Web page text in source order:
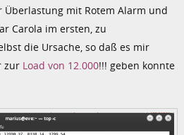
Überlastung mit Rotem Alarm und
Carola im ersten, zu
die Ursache, so daß es mir
zur Load von 12.000!!! geben konnte